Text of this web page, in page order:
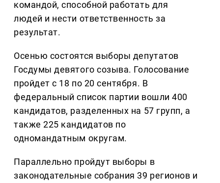
командой, способной работать для
людей и нести ответственность за
результат.
Осенью состоятся выборы депутатов
Госдумы девятого созыва. Голосование
пройдет с 18 по 20 сентября. В
федеральный список партии вошли 400
кандидатов, разделенных на 57 групп, а
также 225 кандидатов по
одномандатным округам.
Параллельно пройдут выборы в
законодательные собрания 39 регионов и